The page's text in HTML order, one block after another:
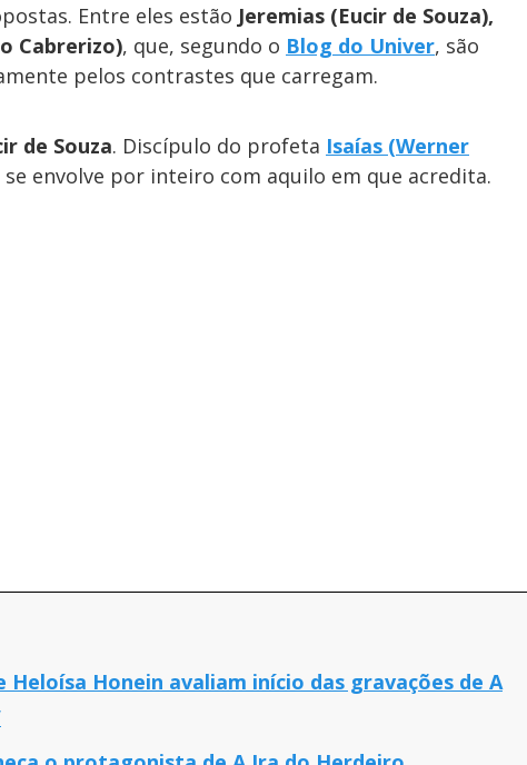
Entre eles estão Jeremias (Eucir de Souza),
Cabrerizo), que, segundo o Blog do Univer, são
pelos contrastes que carregam.
de Souza. Discípulo do profeta Isaías (Werner
se envolve por inteiro com aquilo em que acredita.
Honein avaliam início das gravações de A